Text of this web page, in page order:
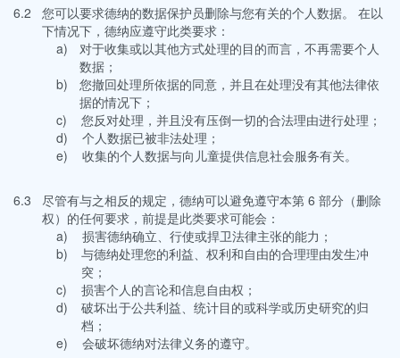
6.2您可以要求德纳的数据保护员删除与您有关的个人数据。 在以
下情况下，德纳应遵守此类要求：
a)对于收集或以其他方式处理的目的而言，不再需要个人
数据；
b)您撤回处理所依据的同意，并且在处理没有其他法律依
据的情况下；
c) 您反对处理，并且没有压倒一切的合法理由进行处理；
d) 个人数据已被非法处理；
e) 收集的个人数据与向儿童提供信息社会服务有关。
6.3尽管有与之相反的规定，德纳可以避免遵守本第 6 部分（删除
权）的任何要求，前提是此类要求可能会：
a) 损害德纳确立、行使或捍卫法律主张的能力；
b)与德纳处理您的利益、权利和自由的合理理由发生冲
突；
c) 损害个人的言论和信息自由权；
d)破坏出于公共利益、统计目的或科学或历史研究的归
档；
e) 会破坏德纳对法律义务的遵守。